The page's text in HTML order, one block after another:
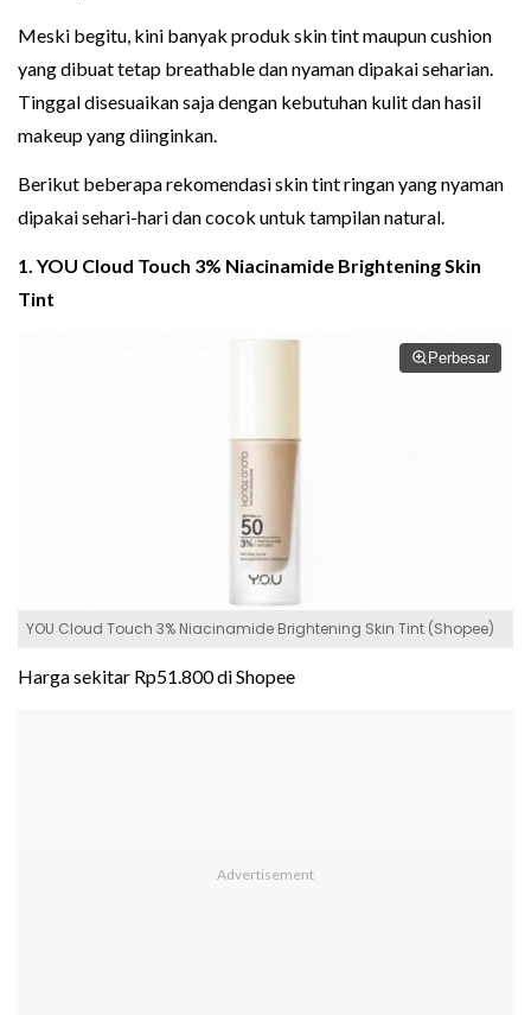
Meski begitu, kini banyak produk skin tint maupun cushion
yang dibuat tetap breathable dan nyaman dipakai seharian.
Tinggal disesuaikan saja dengan kebutuhan kulit dan hasil
makeup yang diinginkan.
Berikut beberapa rekomendasi skin tint ringan yang nyaman
dipakai sehari-hari dan cocok untuk tampilan natural.
1. YOU Cloud Touch 3% Niacinamide Brightening Skin
Tint
Perbesar
YOU Cloud Touch 3% Niacinamide Brightening Skin Tint (Shopee)
Harga sekitar Rp51.800 di Shopee